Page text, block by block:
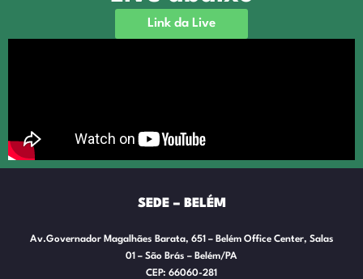
Link da Live
SEDE – BELÉM
Av.Governador Magalhães Barata, 651 – Belém Office Center, Salas
01 – São Brás – Belém/PA
CEP: 66060-281